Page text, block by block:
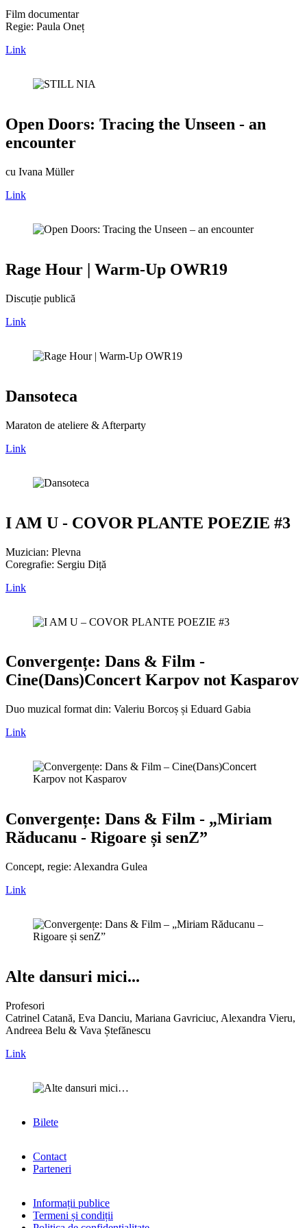
Film documentar
Regie: Paula Oneț
Link
Open Doors: Tracing the Unseen - an
encounter
cu Ivana Müller
Link
Rage Hour | Warm-Up OWR19
Discuție publică
Link
Dansoteca
Maraton de ateliere & Afterparty
Link
I AM U - COVOR PLANTE POEZIE #3
Muzician: Plevna
Coregrafie: Sergiu Diță
Link
Convergențe: Dans & Film -
Cine(Dans)Concert Karpov not Kasparov
Duo muzical format din: Valeriu Borcoș și Eduard Gabia
Link
Convergențe: Dans & Film - „Miriam
Răducanu - Rigoare și senZ”
Concept, regie: Alexandra Gulea
Link
Alte dansuri mici...
Profesori
Catrinel Catană, Eva Danciu, Mariana Gavriciuc, Alexandra Vieru,
Andreea Belu & Vava Ștefănescu
Link
Bilete
Contact
Parteneri
Informații publice
Termeni și condiții